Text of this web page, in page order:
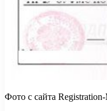
Фото с сайта